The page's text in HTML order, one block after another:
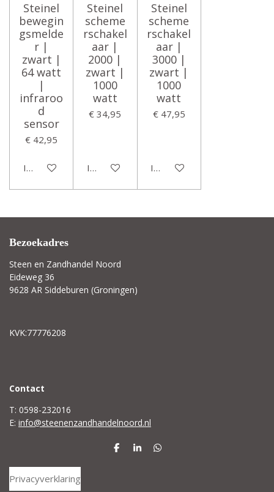
Steinel
bewegin
gsmelde
r |
zwart |
64 watt
|
infraroo
d
sensor
€ 42,95
In winkelwagen
Steinel
scheme
rschakel
aar |
2000 |
zwart |
1000
watt
€ 34,95
In winkelwagen
Steinel
scheme
rschakel
aar |
3000 |
zwart |
1000
watt
€ 47,95
In winkelwagen
Bezoekadres
Steen en Zandhandel Noord
Eideweg 36
9628 AR Siddeburen (Groningen)
KVK:77776208
Contact
T: 0598-232016
E: info@steenenzandhandelnoord.nl
D
S
D
Privacyverklaring